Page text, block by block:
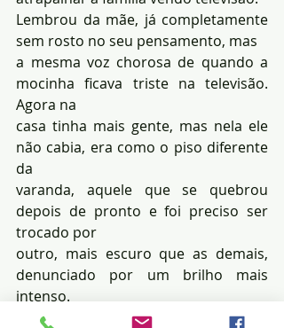
Lembrou da mãe, já completamente
sem rosto no seu pensamento, mas
a mesma voz chorosa de quando a
mocinha ficava triste na televisão.
Agora na
casa tinha mais gente, mas nela ele
não cabia, era como o piso diferente
da
varanda, aquele que se quebrou
depois de pronto e foi preciso ser
trocado por
outro, mais escuro que as demais,
denunciado por um brilho mais
intenso.
A vida foi seguindo seu novo curso, e